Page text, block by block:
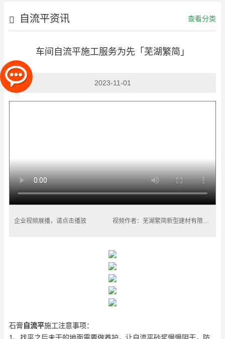
自流平资讯 查看分类
车间自流平施工服务为先「芜湖繁简」
2023-11-01
企业视频展播，请点击播放 视频作者：芜湖繁简新型建材有限公司
石膏自流平施工注意事项：